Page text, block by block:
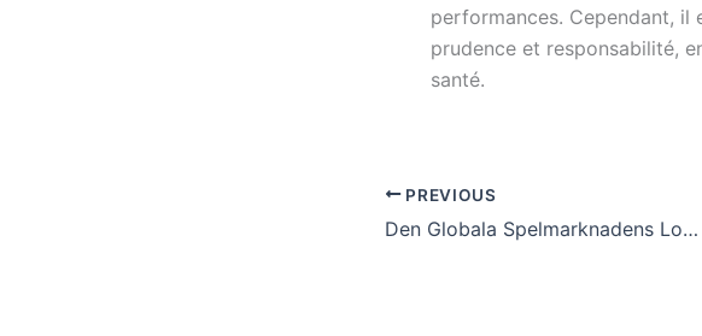
performances. Cependant, il
prudence et responsabilité,
santé.
PREVIOUS
Den Globala Spelmarknadens Lockelser: Fördelar med Internationella Online Casinon